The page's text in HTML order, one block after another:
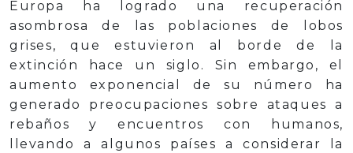
Europa ha logrado una recuperación
asombrosa de las poblaciones de lobos
grises, que estuvieron al borde de la
extinción hace un siglo. Sin embargo, el
aumento exponencial de su número ha
generado preocupaciones sobre ataques a
rebaños y encuentros con humanos,
llevando a algunos países a considerar la